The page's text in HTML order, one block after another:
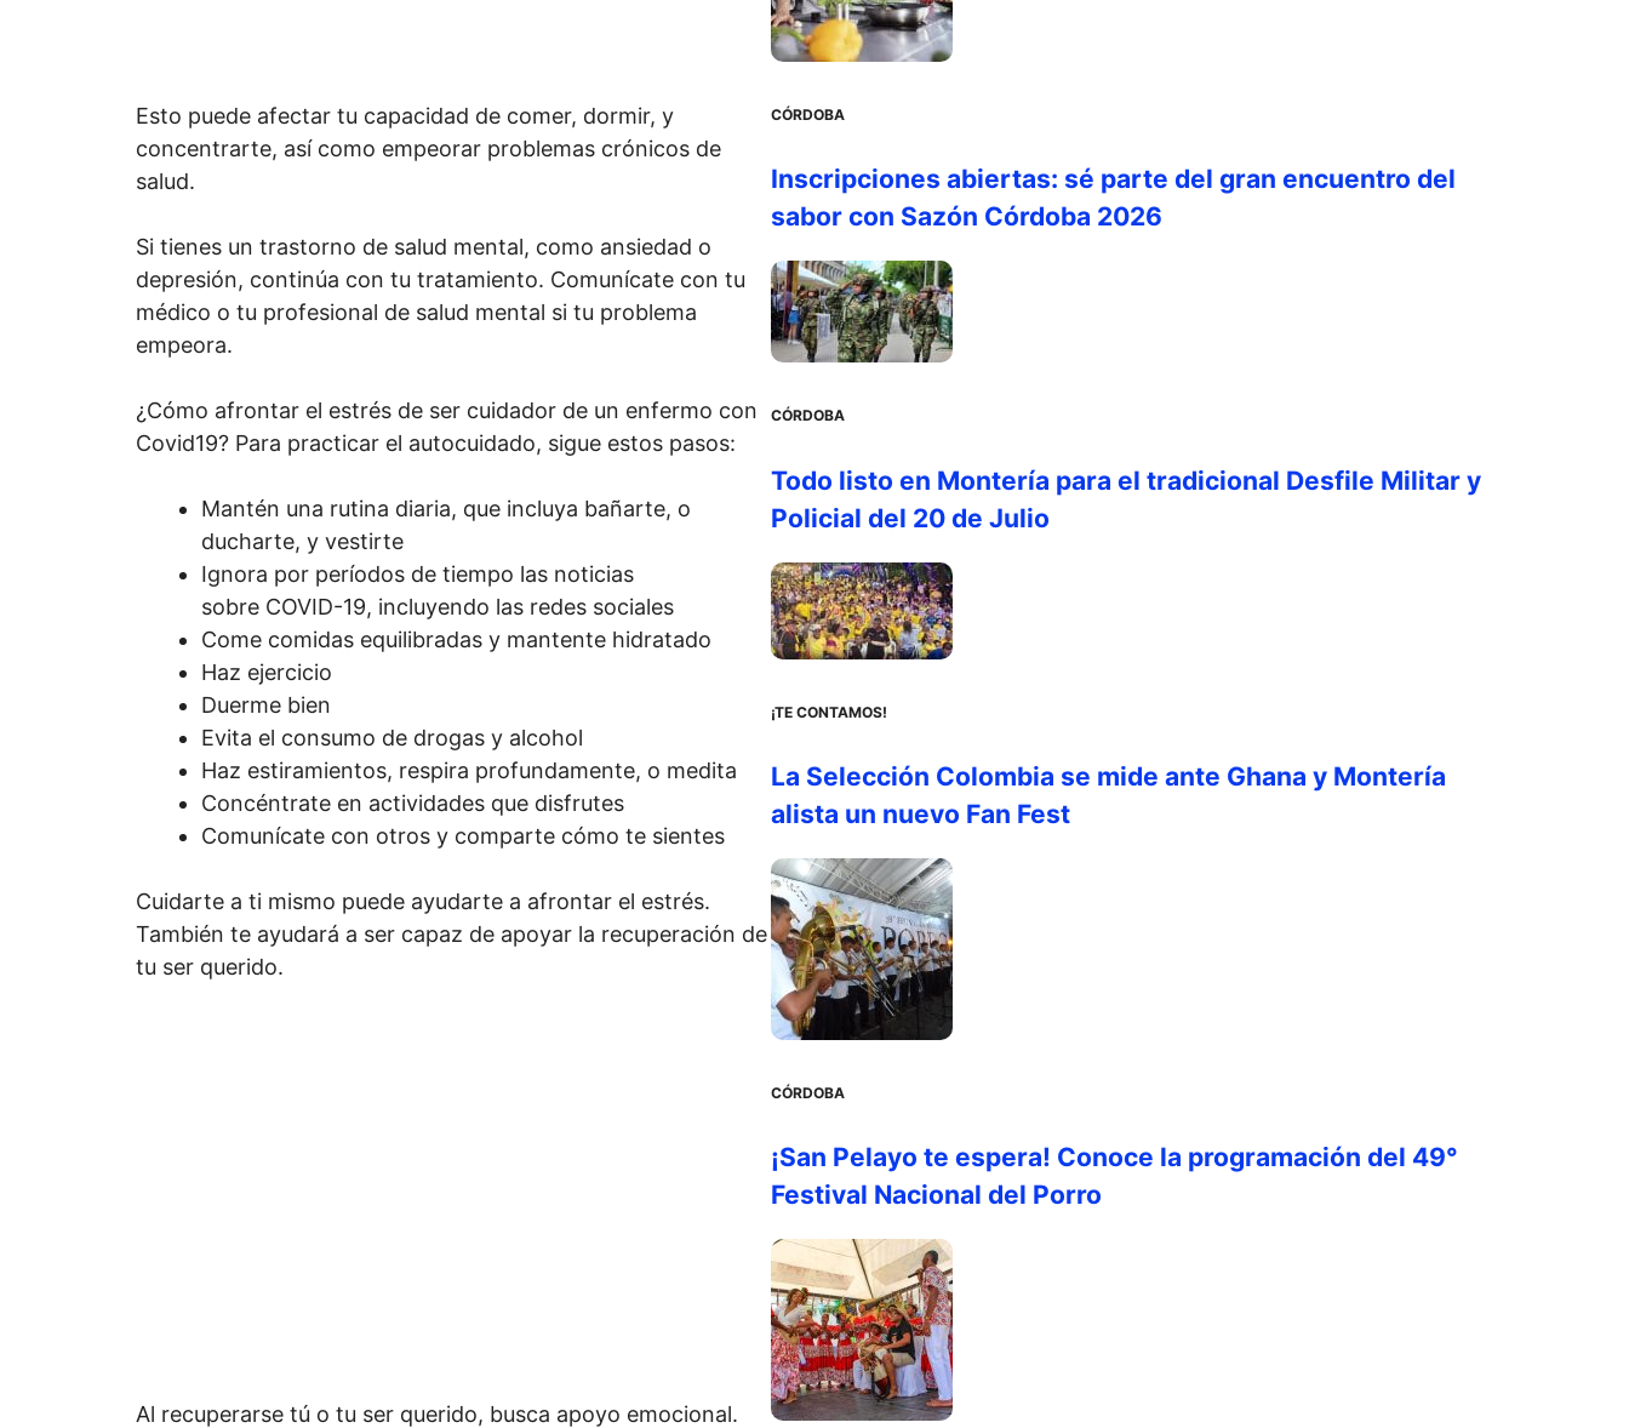
Esto puede afectar tu capacidad de comer, dormir, y
concentrarte, así como empeorar problemas crónicos de
salud.
Si tienes un trastorno de salud mental, como ansiedad o
depresión, continúa con tu tratamiento. Comunícate con tu
médico o tu profesional de salud mental si tu problema
empeora.
¿Cómo afrontar el estrés de ser cuidador de un enfermo con
Covid19? Para practicar el autocuidado, sigue estos pasos:
Mantén una rutina diaria, que incluya bañarte, o
ducharte, y vestirte
Ignora por períodos de tiempo las noticias
sobre COVID-19, incluyendo las redes sociales
Come comidas equilibradas y mantente hidratado
Haz ejercicio
Duerme bien
Evita el consumo de drogas y alcohol
Haz estiramientos, respira profundamente, o medita
Concéntrate en actividades que disfrutes
Comunícate con otros y comparte cómo te sientes
Cuidarte a ti mismo puede ayudarte a afrontar el estrés.
También te ayudará a ser capaz de apoyar la recuperación de
tu ser querido.
Al recuperarse tú o tu ser querido, busca apoyo emocional.
CÓRDOBA
Inscripciones abiertas: sé parte del gran encuentro del
sabor con Sazón Córdoba 2026
CÓRDOBA
Todo listo en Montería para el tradicional Desfile Militar y
Policial del 20 de Julio
¡TE CONTAMOS!
La Selección Colombia se mide ante Ghana y Montería
alista un nuevo Fan Fest
CÓRDOBA
¡San Pelayo te espera! Conoce la programación del 49°
Festival Nacional del Porro